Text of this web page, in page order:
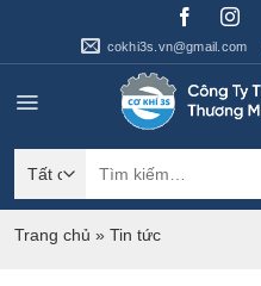
cokhi3s.vn@gmail.com
kiếm:
Trang chủ » Tin tức